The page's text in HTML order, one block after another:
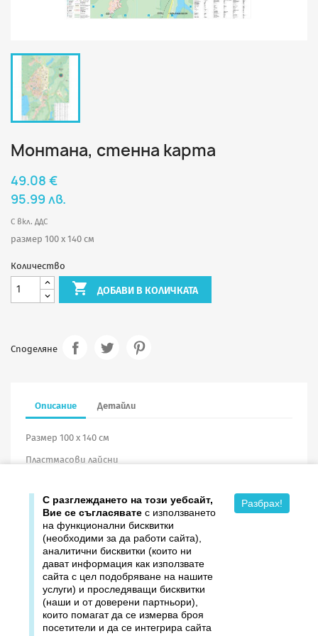
Монтана, стенна карта
49.08 €
95.99 лв.
С вкл. ДДС
размер 100 х 140 см
Количество
 ДОБАВИ В КОЛИЧКАТА
Споделяне
Описание Детайли
Размер 100 х 140 см
Пластмасови лайсни
Продукти
Издателство ДОМИНО
С разглеждането на този уебсайт,
Вие се съгласявате с използването
на функционални бисквитки
(необходими за да работи сайта),
аналитични бисквитки (които ни
дават информация как използвате
сайта с цел подобряване на нашите
услуги) и проследяващи бисквитки
(наши и от доверени партньори),
които помагат да се измерва броя
посетители и да се интегрира сайта
Разбрах!